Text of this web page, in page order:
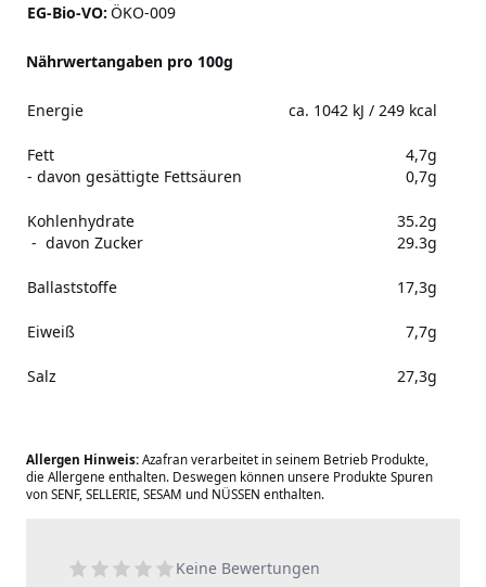
EG-Bio-VO: ÖKO-009
Nährwertangaben pro 100g
Energie ca. 1042 kJ / 249 kcal
Fett
- davon gesättigte Fettsäuren
4,7g
0,7g
Kohlenhydrate
- davon Zucker
35.2g
29.3g
Ballaststoffe 17,3g
Eiweiß 7,7g
Salz 27,3g
Allergen Hinweis: Azafran verarbeitet in seinem Betrieb Produkte,
die Allergene enthalten. Deswegen können unsere Produkte Spuren
von SENF, SELLERIE, SESAM und NÜSSEN enthalten.
Keine Bewertungen